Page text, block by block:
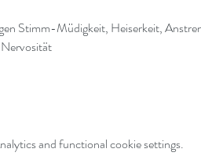
Stimm-Müdigkeit, Heiserkeit,
and functional cookie settings.